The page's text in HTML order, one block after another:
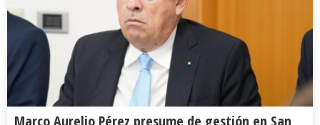
Marco Aurelio Pérez presume de gestión en San